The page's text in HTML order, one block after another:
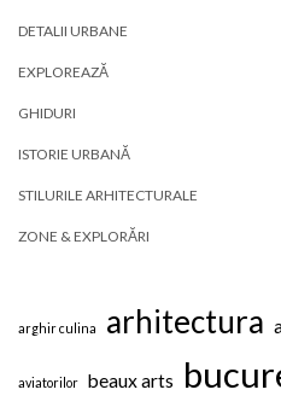
DETALII URBANE
EXPLOREAZĂ
GHIDURI
ISTORIE URBANĂ
STILURILE ARHITECTURALE
ZONE & EXPLORĂRI
arghir culina arhitectura
aviatorilor beaux arts